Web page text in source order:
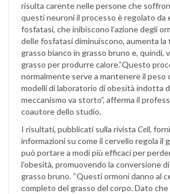
risulta carente nelle persone che
questi neuroni il processo è regolato da
fosfatasi, che inibiscono l’azione degli
delle fosfatasi diminuiscono, aumenta la
grasso bianco in grasso bruno e, quindi,
grasso per produrre calore.”Questo
normalmente serve a mantenere il peso
modelli di laboratorio di obesità indotta
meccanismo va storto”, afferma il
coautore dello studio.
I risultati, pubblicati sulla rivista Cell,
informazioni su come il cervello regola il
può portare a modi più efficaci per
l’obesità, promuovendo la conversione
grasso bruno. “Questi ormoni danno al
completo del grasso del corpo. Dato